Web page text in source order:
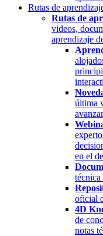
Rutas de
Rutas de
videos,
aprendizaje
última
en el
oficial
4D
de
notas